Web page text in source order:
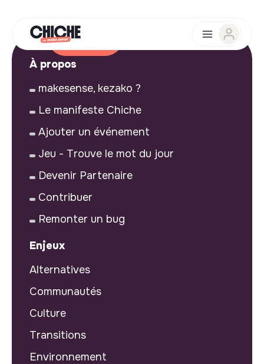
À propos
makesense, kezako ?
Le manifeste Chiche
Ajouter un événement
Jeu - Trouve le mot du jour
Devenir Partenaire
Contribuer
Remonter un bug
Enjeux
Alternatives
Communautés
Culture
Transitions
Environnement